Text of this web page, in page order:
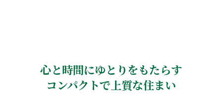
心と時間にゆとりをもたらす
コンパクトで上質な住まい